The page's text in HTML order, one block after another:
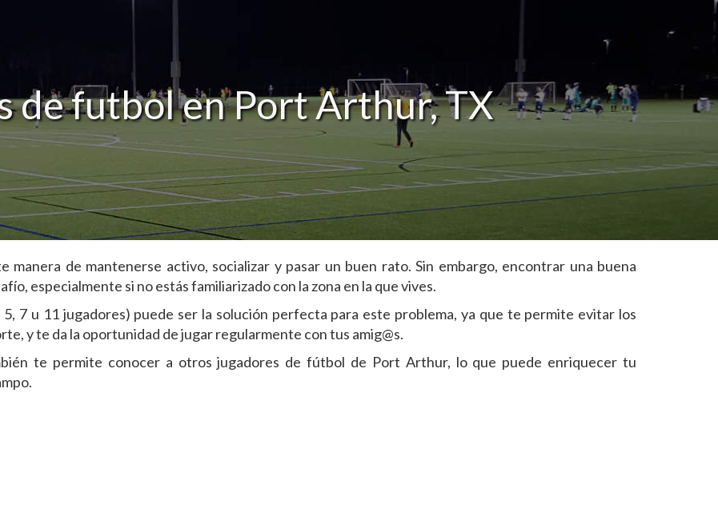
de futbol en Port Arthur, TX
manera de mantenerse activo, socializar y pasar un buen rato. Sin embargo, encontrar una buena
especialmente si no estás familiarizado con la zona en la que vives.
7 u 11 jugadores) puede ser la solución perfecta para este problema, ya que te permite evitar los
y te da la oportunidad de jugar regularmente con tus amig@s.
te permite conocer a otros jugadores de fútbol de Port Arthur, lo que puede enriquecer tu